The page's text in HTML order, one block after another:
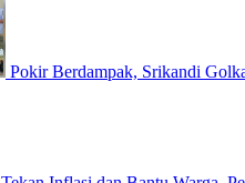
Pokir Berdampak, Srikandi